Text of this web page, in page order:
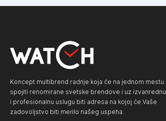
Koncept multibrend radnje koja će na jednom mestu
spojiti renomirane svetske brendove i uz izvanrednu
i profesionalnu uslugu biti adresa na kojoj će Vaše
zadovoljstvo biti merilo našeg uspeha.